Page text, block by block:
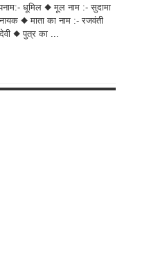
धूमिल ◆ मूल नाम :- सुदामा
◆ माता का नाम :- रजवंती
◆ पुत्र का ...